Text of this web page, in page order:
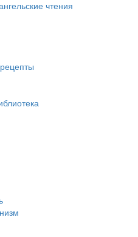
чтения